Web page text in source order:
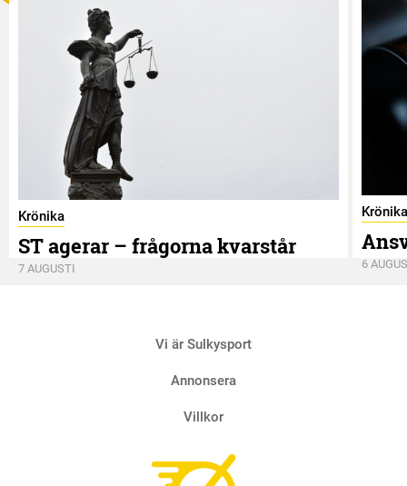
Krönika
ST agerar – frågorna kvarstår
7 AUGUSTI
Krönika
6
Vi är Sulkysport
Annonsera
Villkor